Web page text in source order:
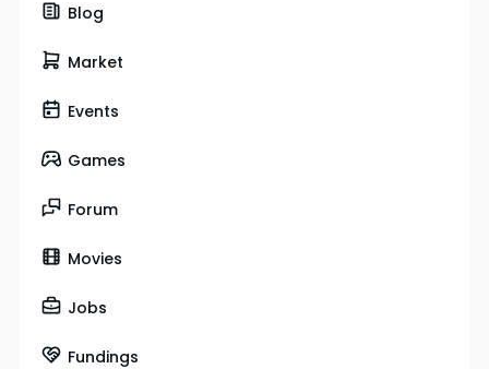
Blog
Market
Events
Games
Forum
Movies
Jobs
Fundings